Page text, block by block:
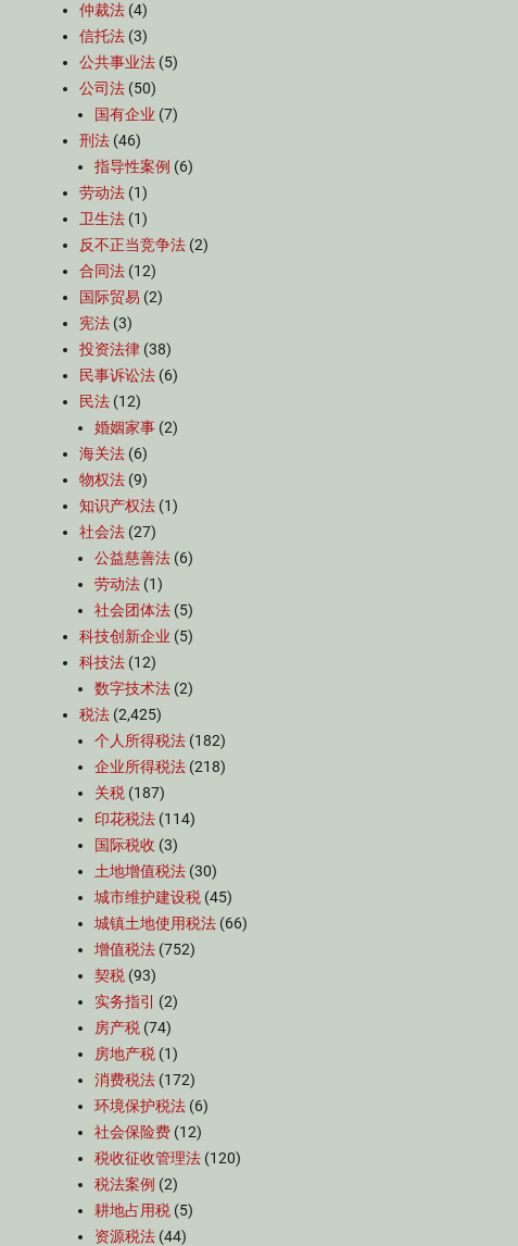
仲裁法 (4)
信托法 (3)
公共事业法 (5)
公司法 (50)
国有企业 (7)
刑法 (46)
指导性案例 (6)
劳动法 (1)
卫生法 (1)
反不正当竞争法 (2)
合同法 (12)
国际贸易 (2)
宪法 (3)
投资法律 (38)
民事诉讼法 (6)
民法 (12)
婚姻家事 (2)
海关法 (6)
物权法 (9)
知识产权法 (1)
社会法 (27)
公益慈善法 (6)
劳动法 (1)
社会团体法 (5)
科技创新企业 (5)
科技法 (12)
数字技术法 (2)
税法 (2,425)
个人所得税法 (182)
企业所得税法 (218)
关税 (187)
印花税法 (114)
国际税收 (3)
土地增值税法 (30)
城市维护建设税 (45)
城镇土地使用税法 (66)
增值税法 (752)
契税 (93)
实务指引
(2)
房产税 (74)
房地产税 (1)
消费税法 (172)
环境保护税法 (6)
社会保险费 (12)
税收征收管理法 (120)
税法案例 (2)
耕地占用税 (5)
资源税法 (44)